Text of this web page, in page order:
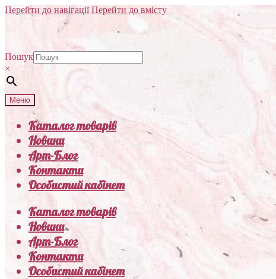
Перейти до навігації Перейти до вмісту
Пошук
×
Меню
Каталог товарів
Новини
Арт-Блог
Контакти
Особистий кабінет
Каталог товарів
Новини
Арт-Блог
Контакти
Особистий кабінет